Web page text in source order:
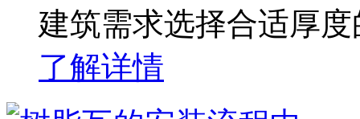
建筑需求选择合适厚
了解详情